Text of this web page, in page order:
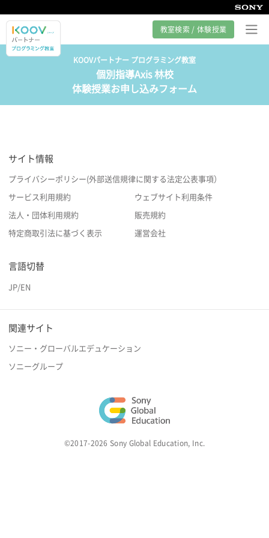
教室検索 / 体験授業
プログラミング教室とは
カリキュラム紹介
サポート
KOOVパートナー プログラミング教室
個別指導Axis 林校
体験授業お申し込みフォーム
サイト情報
プライバシーポリシー(外部送信規律に関する法定公表事項）
サービス利用規約 ウェブサイト利用条件
法人・団体利用規約 販売規約
特定商取引法に基づく表示 運営会社
言語切替
JP/EN
関連サイト
ソニー・グローバルエデュケーション
ソニーグループ
©2017-2026 Sony Global Education, Inc.